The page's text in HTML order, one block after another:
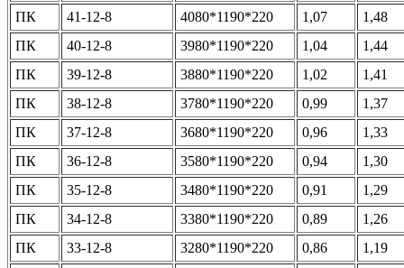
ПК
41-12-8 4080*1190*220 1,07
1,48
ПК
40-12-8 3980*1190*220 1,04
1,44
ПК
39-12-8 3880*1190*220 1,02
1,41
ПК
38-12-8 3780*1190*220 0,99
1,37
ПК
37-12-8 3680*1190*220 0,96
1,33
ПК
36-12-8 3580*1190*220 0,94
1,30
ПК
35-12-8 3480*1190*220 0,91
1,29
ПК
34-12-8 3380*1190*220 0,89
1,26
ПК
33-12-8 3280*1190*220 0,86
1,19